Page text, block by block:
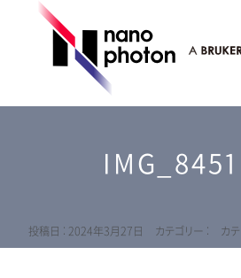
RAMANtouch vioLa | 紫外・深紫外
sumilé | 広帯域 反射型対物レンズ
RAMAN顕微鏡オンライン見積もり
無機化合物・鉱物IMG_8451
投稿日 : 2024年3月27日 カテゴリー : カ